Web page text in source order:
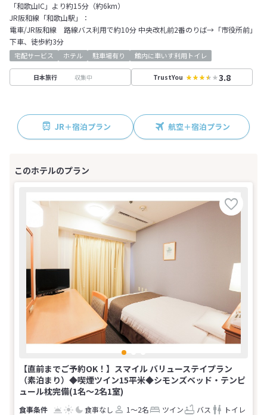
「和歌山IC」より約15分（約6km）
JR阪和線「和歌山駅」：
電車/JR阪和線 路線バス利用で約10分 中央改札前2番のりば→「市役所前」
下車、徒歩約3分
宅配サービス ホテル 駐車場有り 館内に車いす利用トイレ
日本旅行 収集中 TrustYou 3.8
JR＋宿泊プラン 航空＋宿泊プラン
【直前までご予約OK！】スマイル バリューステイプラン
（素泊まり）◆喫煙ツイン15平米◆シモンズベッド・テンピ
ュール枕完備(1名～2名1室)
食事なし 1～2名 ツイン バス
トイレ